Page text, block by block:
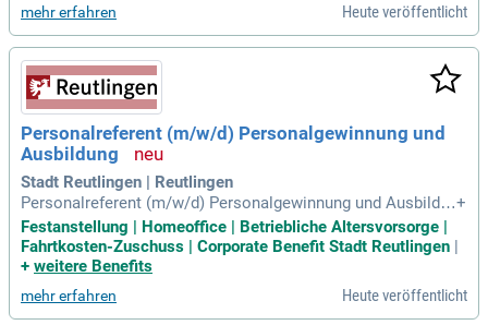
er Planung und Durchführung von Unterricht für unsere ange
henden Therapeuten. Begleite unsere Lernenden durch alle d
rei Jahre ihrer Ausbildung und fördere ihre individuelle Entwi
cklung. Mit einem attraktiven Gehalt zwischen 3.500 und 4.5
00 EUR brutto/Monat und flexiblen Teilzeit- oder Vollzeitmo
dellen bietet dir unsere Schule ideale Bedingungen. Werde T
eil eines engagierten Dozententeams und gestalte die Zuku
nft der Physiotherapie aktiv mit!
mehr erfahren Heute veröffentlicht
Personalreferent (m/w/d) Personalgewinnung und
Ausbildung
Stadt Reutlingen | Reutlingen
Personalreferent (m/w/d) Personalgewinnung und Ausbildu
ng: Die Stadt Reutlingen ist eine vitale, selbstbewusste Stad
t, als Oberzentrum Teil der Metropolregion Stuttgart und in u
nmittelbarer Nachbarschaft zur landschaftlich reizvollen Sc
+
Festanstellung | Homeoffice | Betriebliche Altersvorsorge |
Fahrtkosten-Zuschuss | Corporate Benefit Stadt Reutlingen |
+ weitere Benefits
mehr erfahren Heute veröffentlicht